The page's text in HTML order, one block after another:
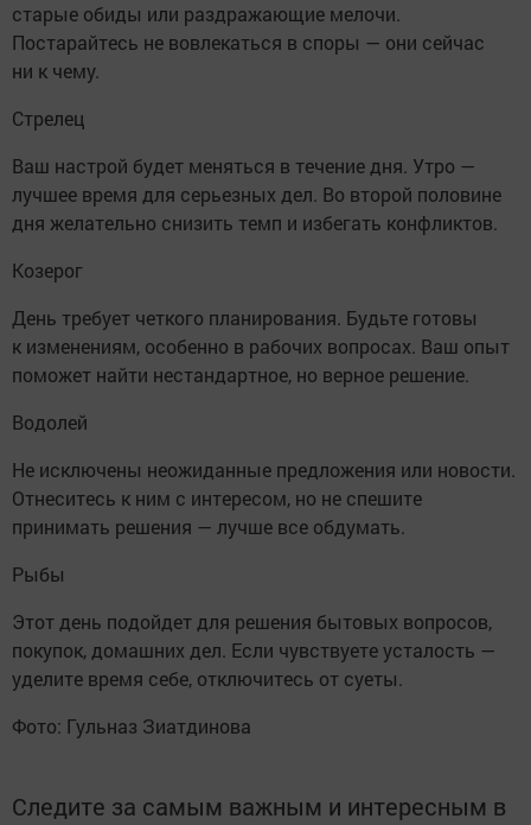
старые обиды или раздражающие мелочи.
Постарайтесь не вовлекаться в споры — они сейчас
ни к чему.
Стрелец
Ваш настрой будет меняться в течение дня. Утро —
лучшее время для серьезных дел. Во второй половине
дня желательно снизить темп и избегать конфликтов.
Козерог
День требует четкого планирования. Будьте готовы
к изменениям, особенно в рабочих вопросах. Ваш опыт
поможет найти нестандартное, но верное решение.
Водолей
Не исключены неожиданные предложения или новости.
Отнеситесь к ним с интересом, но не спешите
принимать решения — лучше все обдумать.
Рыбы
Этот день подойдет для решения бытовых вопросов,
покупок, домашних дел. Если чувствуете усталость —
уделите время себе, отключитесь от суеты.
Фото: Гульназ Зиатдинова
Следите за самым важным и интересным в